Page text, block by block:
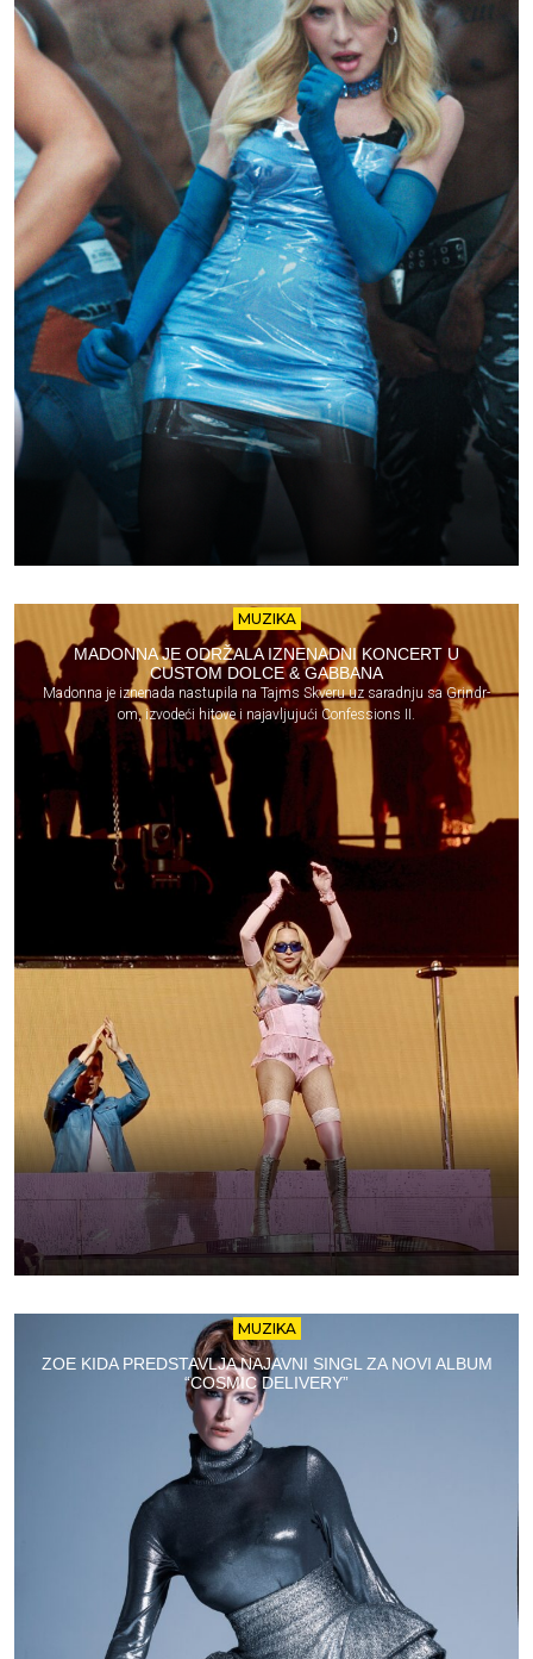
MUZIKA
MADONNA JE ODRŽALA IZNENADNI KONCERT U
CUSTOM DOLCE & GABBANA
Madonna je iznenada nastupila na Tajms Skveru uz saradnju sa Grindr-
om, izvodeći hitove i najavljujući Confessions II.
MUZIKA
ZOE KIDA PREDSTAVLJA NAJAVNI SINGL ZA NOVI ALBUM
“COSMIC DELIVERY”